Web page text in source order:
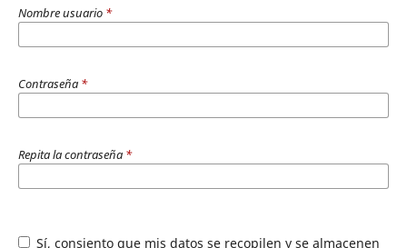
Nombre usuario *
Contraseña *
Repita la contraseña *
Sí, consiento que mis datos se recopilen y se almacenen